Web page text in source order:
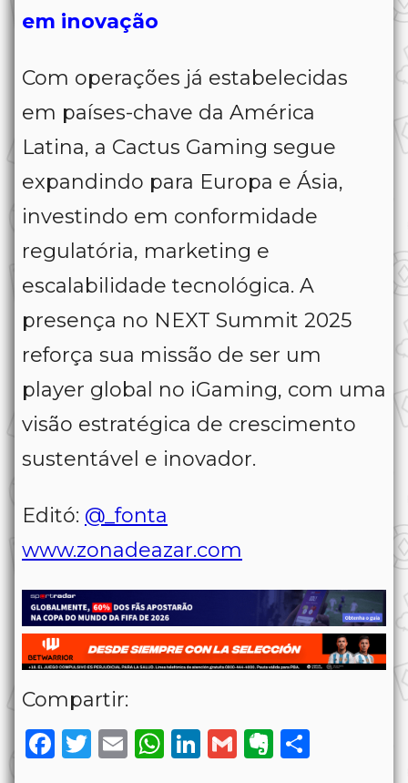
em inovação
Com operações já estabelecidas
em países-chave da América
Latina, a Cactus Gaming segue
expandindo para Europa e Ásia,
investindo em conformidade
regulatória, marketing e
escalabilidade tecnológica. A
presença no NEXT Summit 2025
reforça sua missão de ser um
player global no iGaming, com uma
visão estratégica de crescimento
sustentável e inovador.
Editó: @_fonta
www.zonadeazar.com
Compartir:
Facebook
Twitter
EmailWhatsApp
LinkedIn
GmailEvernote